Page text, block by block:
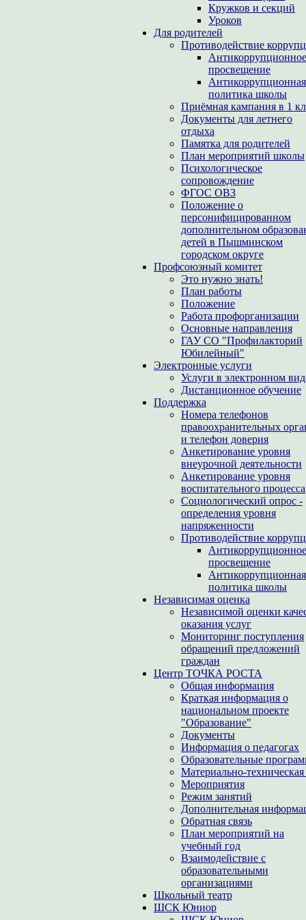
Кружков и секций
Уроков
Для родителей
Противодействие
Антикоррупционное
просвещение
Антикоррупционная
политика школы
Приёмная кампания в 1
Документы для летнего
отдыха
Памятка для родителей
План мероприятий школы
Психологическое
сопровождение
ФГОС ОВЗ
Положение о
персонифицированном
дополнительном
детей в Пышминском
городском округе
Профсоюзный комитет
Это нужно знать!
План работы
Положение
Работа профорганизации
Основные направления
ГАУ СО "Профилакторий
Юбилейный"
Электронные услуги
Услуги в электронном
Дистанционное обучение
Поддержка
Номера телефонов
правоохранительных
и телефон доверия
Анкетирование уровня
внеурочной деятельности
Анкетирование уровня
воспитательного процесса
Социологический опрос -
определения уровня
напряженности
Противодействие
Антикоррупционное
просвещение
Антикоррупционная
политика школы
Независимая оценка
Независимой оценки
оказания услуг
Мониторинг поступления
обращений предложений
граждан
Центр ТОЧКА РОСТА
Общая информация
Краткая информация о
национальном проекте
"Образование"
Документы
Информация о педагогах
Образовательные
Материально-техническая
Мероприятия
Режим занятий
Дополнительная
Обратная связь
План мероприятий на
учебный год
Взаимодействие с
образовательными
организациями
Школьный театр
ШСК Юниор